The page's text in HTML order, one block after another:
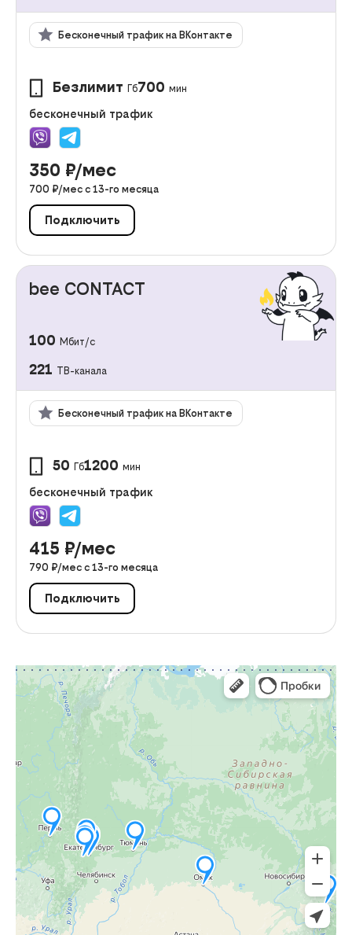
Бесконечный трафик на ВКонтакте
Безлимит Гб700 мин
бесконечный трафик
350 ₽/мес
700 ₽/мес с 13-го месяца
Подключить
bee CONTACT
100 Мбит/с
221 ТВ-канала
Бесконечный трафик на ВКонтакте
50 Гб1200 мин
бесконечный трафик
415 ₽/мес
790 ₽/мес с 13-го месяца
Подключить